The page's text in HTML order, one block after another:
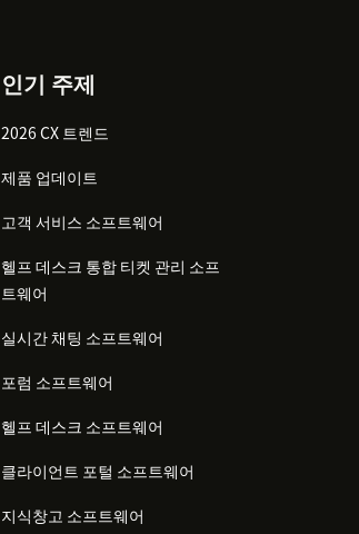
인기 주제
2026 CX 트렌드
제품 업데이트
고객 서비스 소프트웨어
헬프 데스크 통합 티켓 관리 소프
트웨어
실시간 채팅 소프트웨어
포럼 소프트웨어
헬프 데스크 소프트웨어
클라이언트 포털 소프트웨어
지식창고 소프트웨어